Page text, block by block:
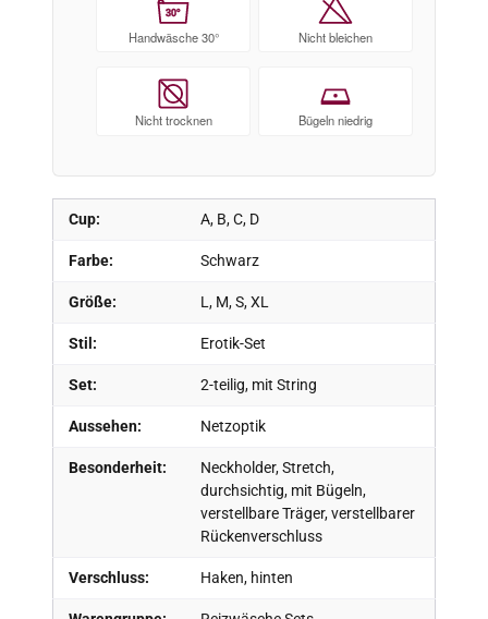
Cup: A, B, C, D
Farbe: Schwarz
Größe: L, M, S, XL
Stil: Erotik-Set
Set: 2-teilig, mit String
Aussehen: Netzoptik
Besonderheit:
Neckholder, Stretch,
durchsichtig, mit Bügeln,
verstellbare Träger, verstellbarer
Rückenverschluss
Verschluss: Haken, hinten
30°
Handwäsche 30° Nicht bleichen
Nicht trocknen Bügeln niedrig